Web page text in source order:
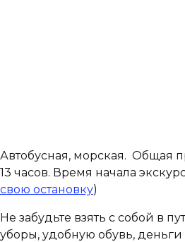
Автобусная, морская. Общая
13 часов. Время начала
свою остановку)
Не забудьте взять с собой в
уборы, удобную обувь,